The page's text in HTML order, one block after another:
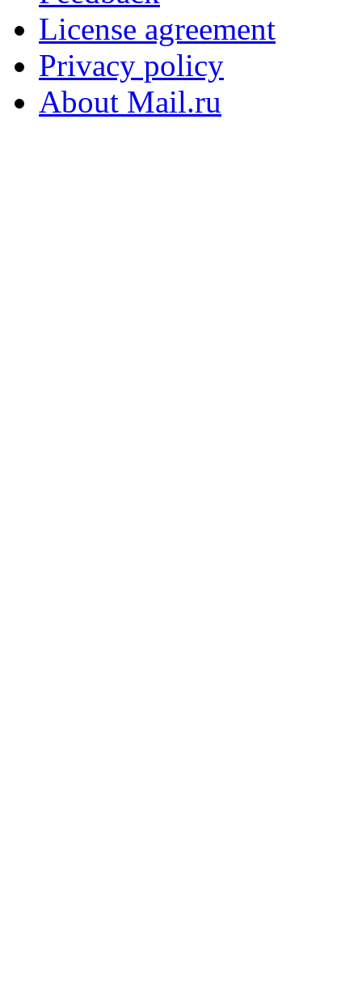
License agreement
Privacy policy
About Mail.ru